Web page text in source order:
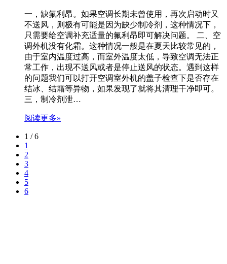
一，缺氟利昂。如果空调长期未曾使用，再次启动时又
不送风，则极有可能是因为缺少制冷剂，这种情况下，
只需要给空调补充适量的氟利昂即可解决问题。 二、空
调外机没有化霜。这种情况一般是在夏天比较常见的，
由于室内温度过高，而室外温度太低，导致空调无法正
常工作，出现不送风或者是停止送风的状态。遇到这样
的问题我们可以打开空调室外机的盖子检查下是否存在
结冰、结霜等异物，如果发现了就将其清理干净即可。
三，制冷剂泄…
阅读更多»
1 / 6
1
2
3
4
5
6